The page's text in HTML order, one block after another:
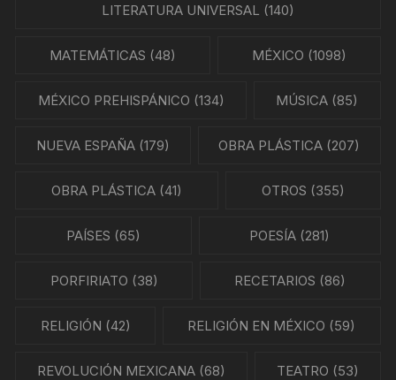
LITERATURA UNIVERSAL (140)
MATEMÁTICAS (48) MÉXICO (1098)
MÉXICO PREHISPÁNICO (134) MÚSICA (85)
NUEVA ESPAÑA(179) OBRA PLÁSTICA (207)
OBRA PLÁSTICA (41) OTROS (355)
PAÍSES (65) POESÍA (281)
PORFIRIATO (38) RECETARIOS (86)
RELIGIÓN (42) RELIGIÓN EN MÉXICO (59)
REVOLUCIÓN MEXICANA (68) TEATRO (53)